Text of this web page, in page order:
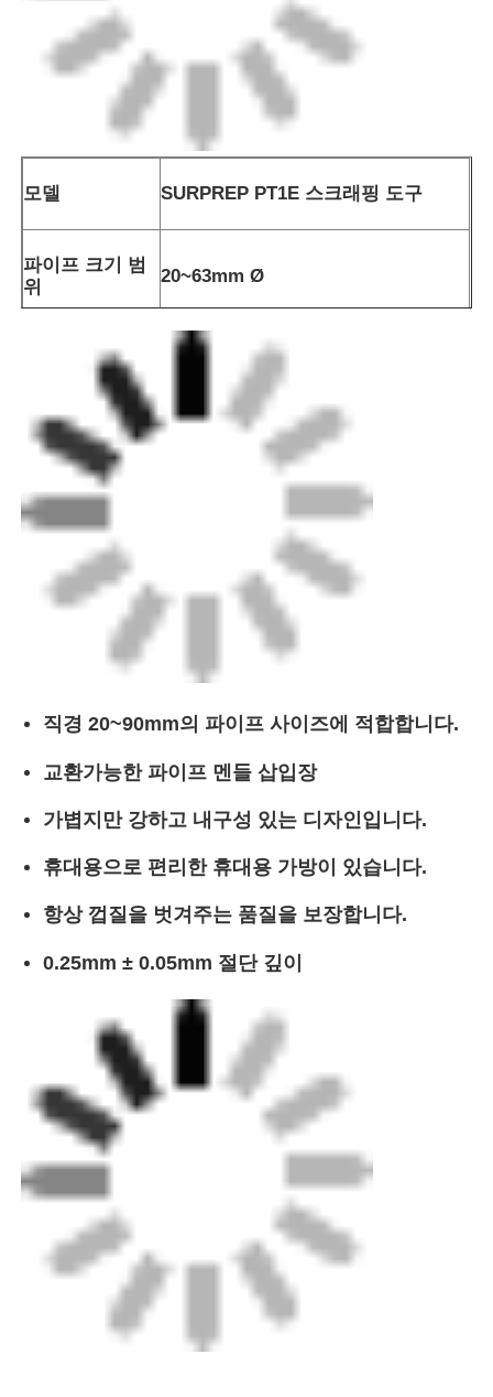
스피고트 핑팅
변신장치
전자기접속기
엉덩이 융합 도구
엉덩이 융합 액세서리
수동 엑스트루더
CNC 엉덩이 용접 기계
모델 SURPREP PT1E 스크래핑 도구
파이프 크기 범
20~63mm Ø
직경 20~90mm의 파이프 사이즈에 적합합니다.
교환가능한 파이프 멘들 삽입장
가볍지만 강하고 내구성 있는 디자인입니다.
휴대용으로 편리한 휴대용 가방이 있습니다.
항상 껍질을 벗겨주는 품질을 보장합니다.
0.25mm ± 0.05mm 절단 깊이